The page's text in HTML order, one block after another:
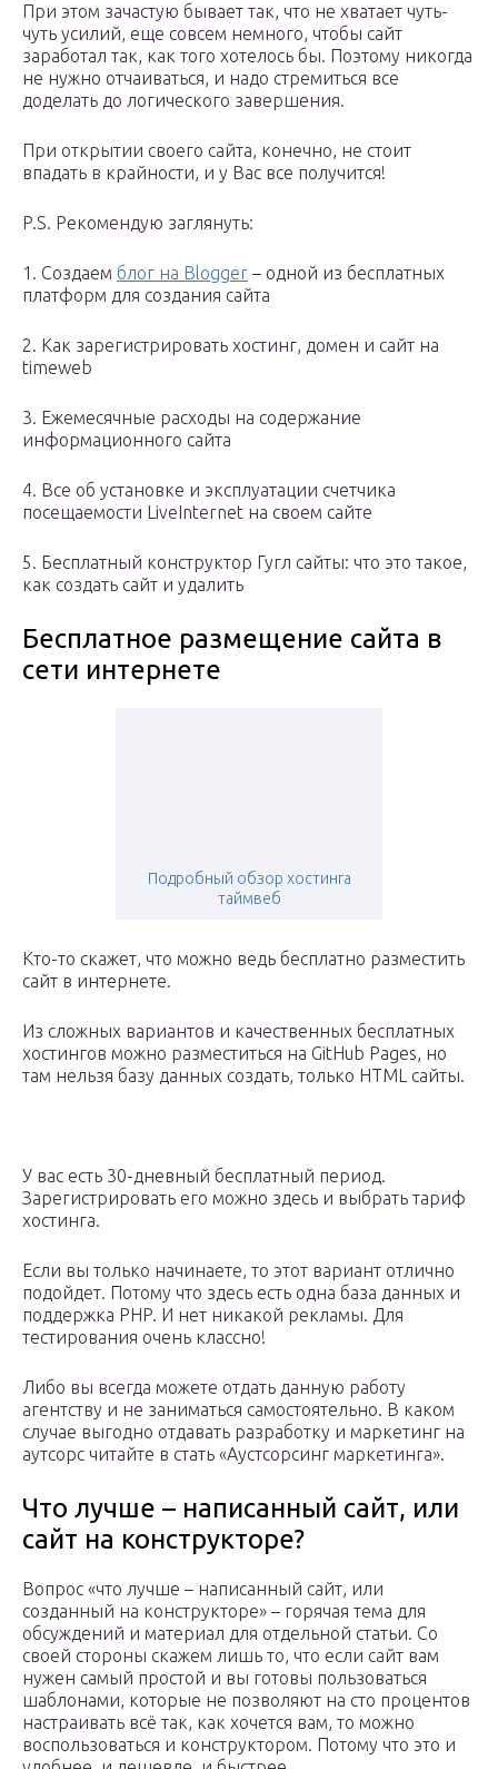
При этом зачастую бывает так, что не хватает чуть-
чуть усилий, еще совсем немного, чтобы сайт
заработал так, как того хотелось бы. Поэтому никогда
не нужно отчаиваться, и надо стремиться все
доделать до логического завершения.
При открытии своего сайта, конечно, не стоит
впадать в крайности, и у Вас все получится!
P.S. Рекомендую заглянуть:
1. Создаем блог на Blogger – одной из бесплатных
платформ для создания сайта
2. Как зарегистрировать хостинг, домен и сайт на
timeweb
3. Ежемесячные расходы на содержание
информационного сайта
4. Все об установке и эксплуатации счетчика
посещаемости LiveInternet на своем сайте
5. Бесплатный конструктор Гугл сайты: что это такое,
как создать сайт и удалить
Бесплатное размещение сайта в
сети интернете
Подробный обзор хостинга
таймвеб
Кто-то скажет, что можно ведь бесплатно разместить
сайт в интернете.
Из сложных вариантов и качественных бесплатных
хостингов можно разместиться на GitHub Pages, но
там нельзя базу данных создать, только HTML сайты.
У вас есть 30-дневный бесплатный период.
Зарегистрировать его можно здесь и выбрать тариф
хостинга.
Если вы только начинаете, то этот вариант отлично
подойдет. Потому что здесь есть одна база данных и
поддержка PHP. И нет никакой рекламы. Для
тестирования очень классно!
Либо вы всегда можете отдать данную работу
агентству и не заниматься самостоятельно. В каком
случае выгодно отдавать разработку и маркетинг на
аутсорс читайте в стать «Аустсорсинг маркетинга».
Что лучше – написанный сайт, или
сайт на конструкторе?
Вопрос «что лучше – написанный сайт, или
созданный на конструкторе» – горячая тема для
обсуждений и материал для отдельной статьи. Со
своей стороны скажем лишь то, что если сайт вам
нужен самый простой и вы готовы пользоваться
шаблонами, которые не позволяют на сто процентов
настраивать всё так, как хочется вам, то можно
воспользоваться и конструктором. Потому что это и